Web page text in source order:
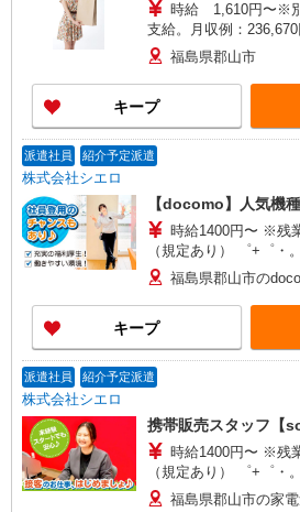
時給 1,610円〜※
支給。月収例：
1,610円×1日7時間勤務
福島県郡山市
キープ
派遣社員 紹介予定派遣
株式会社シエロ
【docomo】人気機
時給1400円〜 ※残
（規定あり） ゜+゜・。○。・゜+゜・。○。・゜
+゜ 入社祝い金10万円支給(規
頂くと, インセンティブ支給(
い・週払い可能（規程
+゜・。○。・゜+゜
福島県郡山市の
キープ
派遣社員 紹介予定派遣
株式会社シエロ
携帯販売スタッフ【
時給1400円〜 ※残
（規定あり） ゜+゜・。○。・゜+゜・。○。・゜
+゜ 入社祝い金10万円支給(規定
福島県郡山市の家